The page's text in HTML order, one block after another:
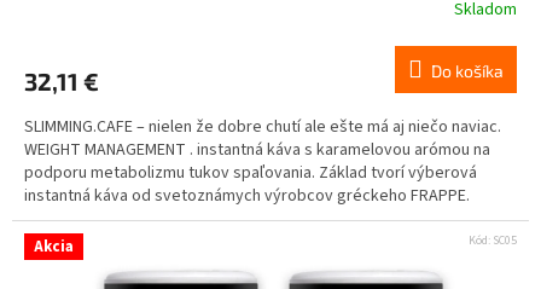
Skladom
32,11 € Do košíka
SLIMMING.CAFE – nielen že dobre chutí ale ešte má aj niečo naviac.
WEIGHT MANAGEMENT . instantná káva s karamelovou arómou na
podporu metabolizmu tukov spaľovania. Základ tvorí výberová
instantná káva od svetoznámych výrobcov gréckeho FRAPPE.
Akcia Kód: SC05